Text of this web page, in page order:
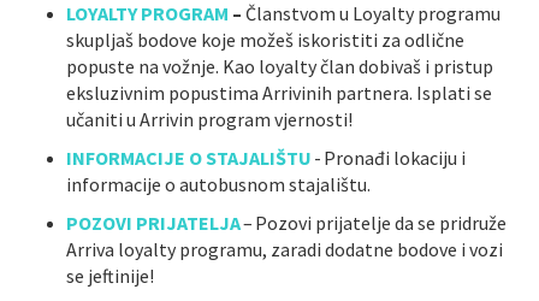
LOYALTY PROGRAM – Članstvom u Loyalty programu
skupljaš bodove koje možeš iskoristiti za odlične
popuste na vožnje. Kao loyalty član dobivaš i pristup
eksluzivnim popustima Arrivinih partnera. Isplati se
učaniti u Arrivin program vjernosti!
INFORMACIJE O STAJALIŠTU - Pronađi lokaciju i
informacije o autobusnom stajalištu.
POZOVI PRIJATELJA– Pozovi prijatelje da se pridruže
Arriva loyalty programu, zaradi dodatne bodove i vozi
se jeftinije!